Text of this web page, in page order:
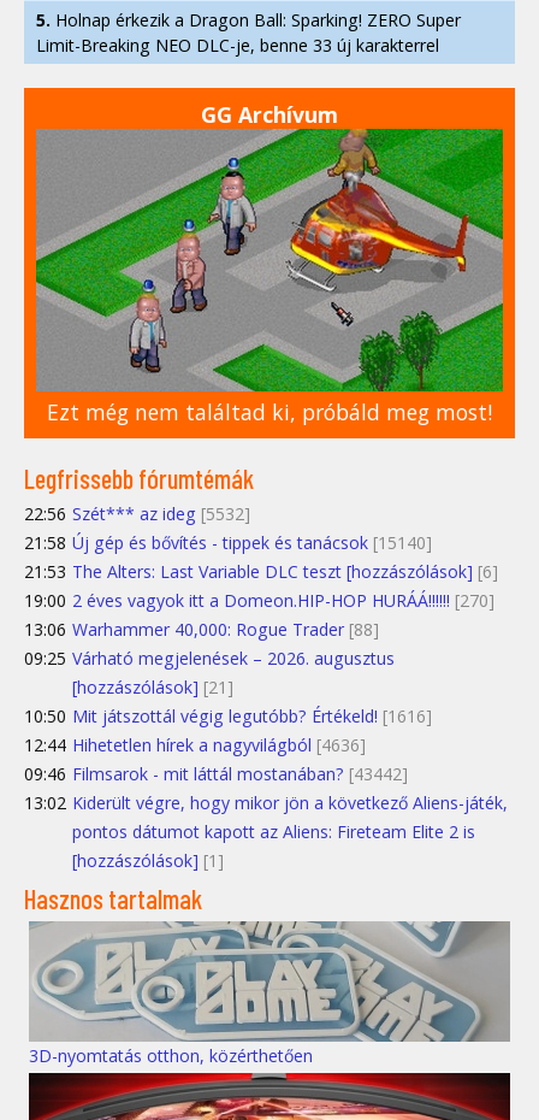
5. Holnap érkezik a Dragon Ball: Sparking! ZERO Super
Limit-Breaking NEO DLC-je, benne 33 új karakterrel
GG Archívum
Ezt még nem találtad ki, próbáld meg most!
Legfrissebb fórumtémák
22:56 Szét*** az ideg [5532]
21:58 Új gép és bővítés - tippek és tanácsok [15140]
21:53 The Alters: Last Variable DLC teszt [hozzászólások] [6]
19:00 2 éves vagyok itt a Domeon.HIP-HOP HURÁÁ!!!!!! [270]
13:06 Warhammer 40,000: Rogue Trader [88]
09:25 Várható megjelenések – 2026. augusztus
[hozzászólások] [21]
10:50 Mit játszottál végig legutóbb? Értékeld! [1616]
12:44 Hihetetlen hírek a nagyvilágból [4636]
09:46 Filmsarok - mit láttál mostanában? [43442]
13:02 Kiderült végre, hogy mikor jön a következő Aliens-játék,
pontos dátumot kapott az Aliens: Fireteam Elite 2 is
[hozzászólások] [1]
Hasznos tartalmak
3D-nyomtatás otthon, közérthetően